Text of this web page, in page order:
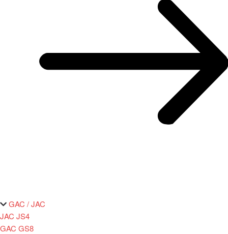
GAC / JAC
JAC JS4
GAC GS8